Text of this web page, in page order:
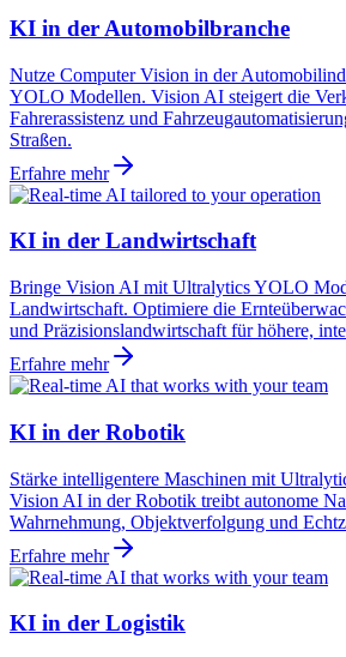
KI in der Automobilbranche
Nutze Computer Vision in der
YOLO Modellen. Vision AI steigert die
Fahrerassistenz und
Straßen.
Erfahre mehr
KI in der Landwirtschaft
Bringe Vision AI mit Ultralytics YOLO
Landwirtschaft. Optimiere die
und Präzisionslandwirtschaft für höhere,
Erfahre mehr
KI in der Robotik
Stärke intelligentere Maschinen mit
Vision AI in der Robotik treibt autonome
Wahrnehmung, Objektverfolgung und
Erfahre mehr
KI in der Logistik